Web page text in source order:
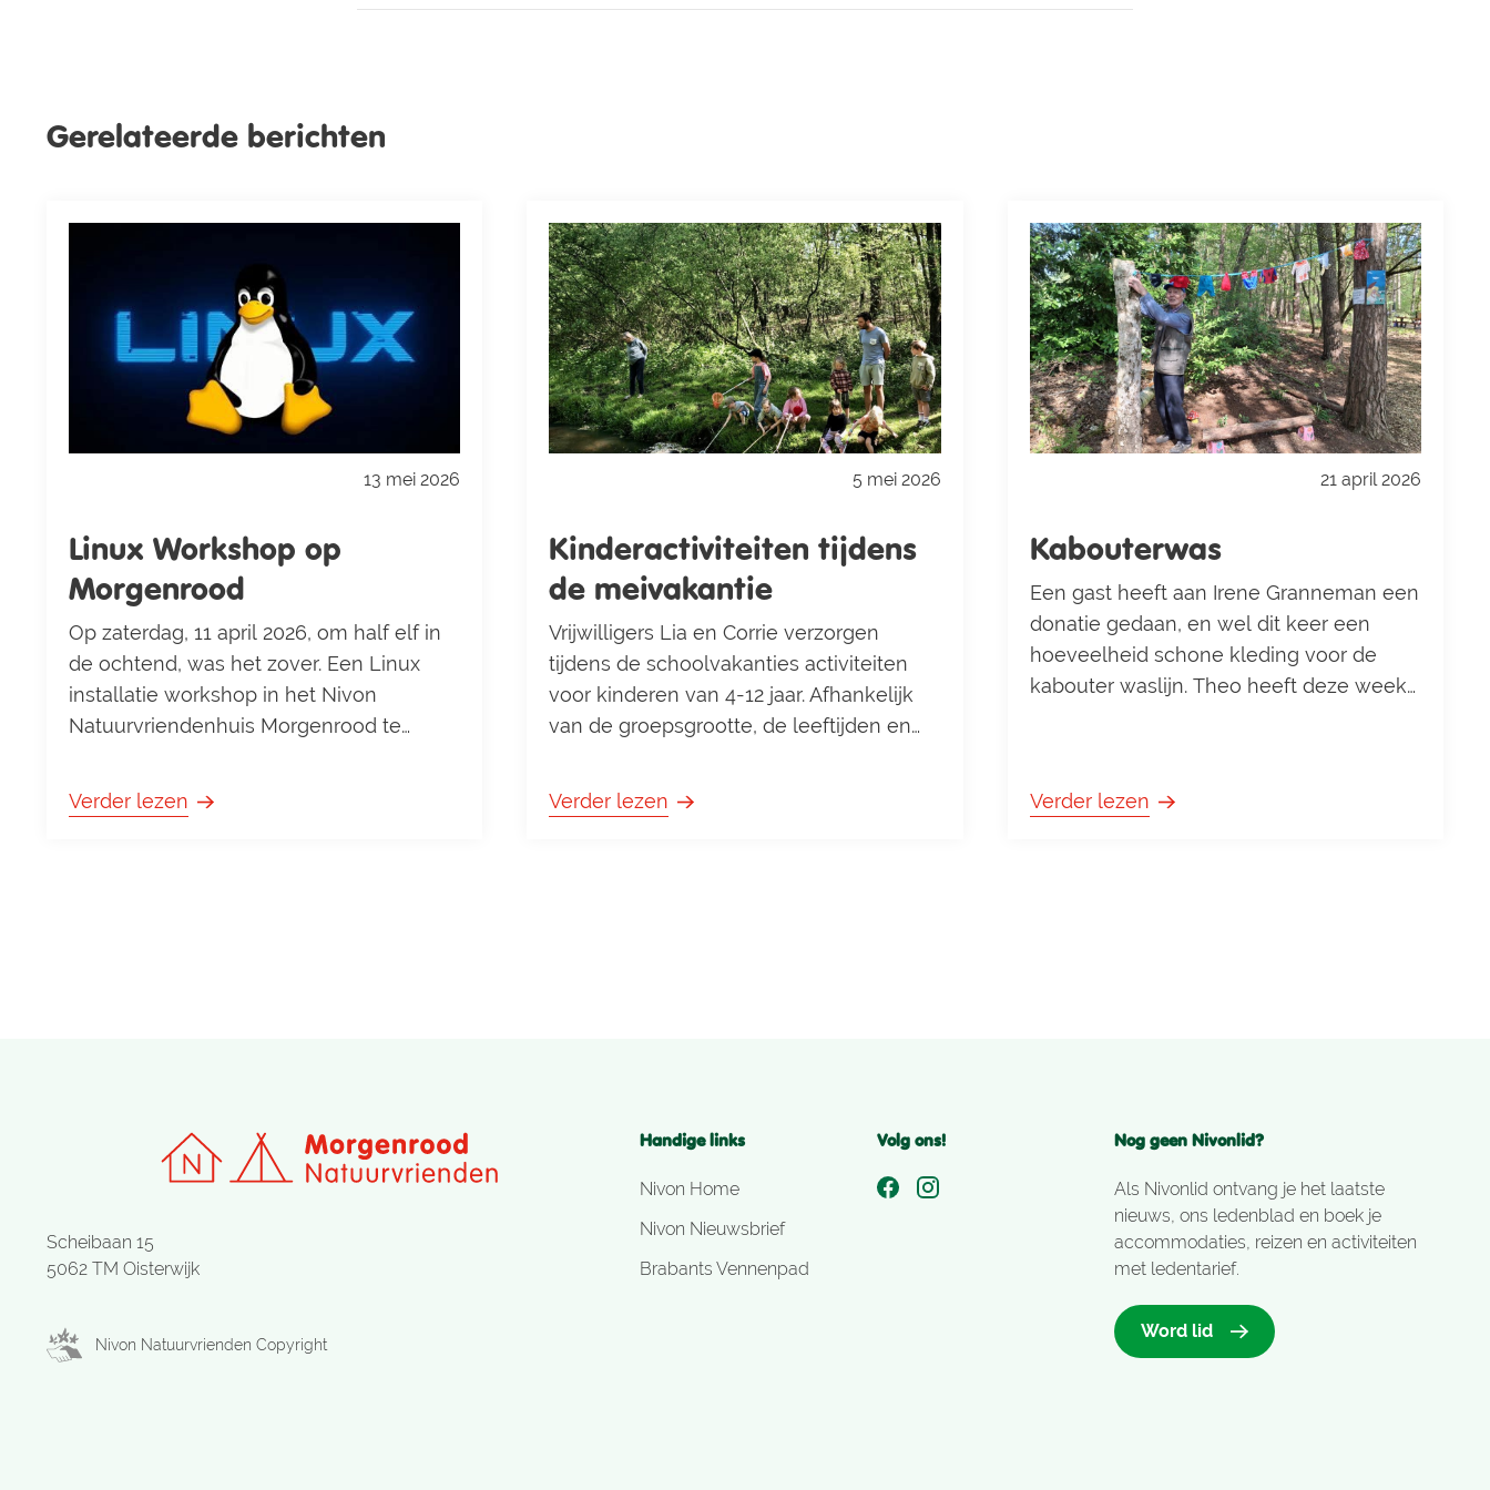
Gerelateerde berichten
13 mei 2026
Linux Workshop op
Morgenrood
Op zaterdag, 11 april 2026, om half elf in
de ochtend, was het zover. Een Linux
installatie workshop in het Nivon
Natuurvriendenhuis Morgenrood te
de lente Toorts 2026. Tien enigszins
avontuurlijk aangelegde personen
Verder lezen
5 mei 2026
Kinderactiviteiten tijdens
de meivakantie
Vrijwilligers Lia en Corrie verzorgen
tijdens de schoolvakanties activiteiten
voor kinderen van 4-12 jaar. Afhankelijk
van de groepsgrootte, de leeftijden en
bezigheid bedacht. In de meivakantie iOS
er weer enthousiast meegedaan.
Verder lezen
21 april 2026
Kabouterwas
Een gast heeft aan Irene Granneman een
donatie gedaan, en wel dit keer een
hoeveelheid schone kleding voor de
kabouter waslijn. Theo heeft deze week
Foto gemaakt door de huiswachten Ans
Verder lezen
Scheibaan 15
5062 TM Oisterwijk
Nivon Natuurvrienden Copyright
Handige links
Nivon Home
Nivon Nieuwsbrief
Brabants Vennenpad
Volg ons! Nog geen Nivonlid?
Als Nivonlid ontvang je het laatste
nieuws, ons ledenblad en boek je
accommodaties, reizen en activiteiten
met ledentarief.
Word lid